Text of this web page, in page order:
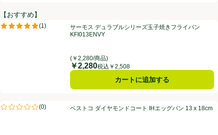
【おすすめ】
サーモス デュラブルシリーズ玉子焼きフライパン KFI013ENVY
(1 )
評価は1件のレビューで5点中5.0点。サーモス デュラブルシリーズ玉子焼きフライパン
KFI013ENVY
(￥2,280/商品)
価格
￥2,280税込￥2,508
カートに追加する
ベストコ ダイヤモンドコート IHエッグパン 13 x 18cm
(0)
評価は0件のレビューで5点中0.0点。ベストコ ダイヤモンドコート IHエッグパン 13 x 18cm